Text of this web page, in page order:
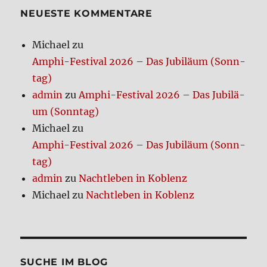
NEUE­STE KOM­MEN­TA­RE
Michael zu
Amphi-Festi­val 2026 – Das Jubi­lä­um (Sonn­
tag)
admin zuAmphi-Festi­val 2026 – Das Jubi­lä­
um (Sonn­tag)
Michael zu
Amphi-Festi­val 2026 – Das Jubi­lä­um (Sonn­
tag)
admin zuNacht­le­ben in Koblenz
Michael zuNacht­le­ben in Koblenz
SUCHE IM BLOG